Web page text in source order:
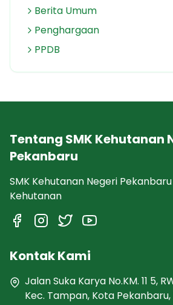
Berita Umum
Penghargaan
PPDB
Tentang SMK Kehutanan
Pekanbaru
SMK Kehutanan Negeri
Kehutanan
Kontak Kami
Jalan Suka Karya No.KM. 11 5,
Kec. Tampan, Kota Pekanbaru,